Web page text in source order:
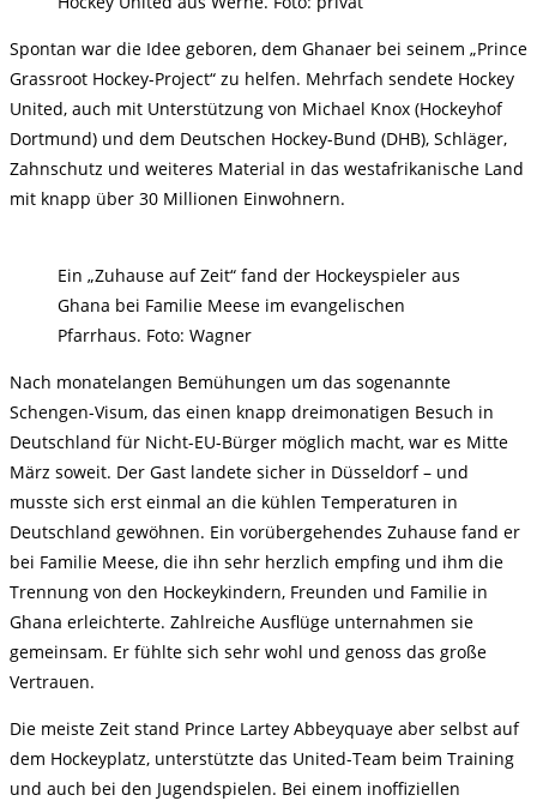
Spontan war die Idee geboren, dem Ghanaer bei seinem „Prince
Grassroot Hockey-Project“ zu helfen. Mehrfach sendete Hockey
United, auch mit Unterstützung von Michael Knox (Hockeyhof
Dortmund) und dem Deutschen Hockey-Bund (DHB), Schläger,
Zahnschutz und weiteres Material in das westafrikanische Land
mit knapp über 30 Millionen Einwohnern.
Ein „Zuhause auf Zeit“ fand der Hockeyspieler aus
Ghana bei Familie Meese im evangelischen
Pfarrhaus. Foto: Wagner
Nach monatelangen Bemühungen um das sogenannte
Schengen-Visum, das einen knapp dreimonatigen Besuch in
Deutschland für Nicht-EU-Bürger möglich macht, war es Mitte
März soweit. Der Gast landete sicher in Düsseldorf – und
musste sich erst einmal an die kühlen Temperaturen in
Deutschland gewöhnen. Ein vorübergehendes Zuhause fand er
bei Familie Meese, die ihn sehr herzlich empfing und ihm die
Trennung von den Hockeykindern, Freunden und Familie in
Ghana erleichterte. Zahlreiche Ausflüge unternahmen sie
gemeinsam. Er fühlte sich sehr wohl und genoss das große
Vertrauen.
Die meiste Zeit stand Prince Lartey Abbeyquaye aber selbst auf
dem Hockeyplatz, unterstützte das United-Team beim Training
und auch bei den Jugendspielen. Bei einem inoffiziellen